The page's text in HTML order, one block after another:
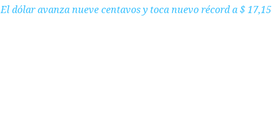
El dólar avanza nueve centavos y toca nuevo récord a $ 17,15